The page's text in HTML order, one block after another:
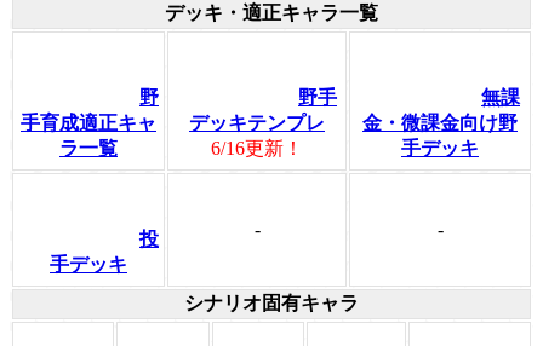
デッキ・適正キャラ一覧
野
手育成適正キャ
ラ一覧
野手
デッキテンプレ
6/16更新！
無課
金・微課金向け野
手デッキ
投
手デッキ
- -
シナリオ固有キャラ